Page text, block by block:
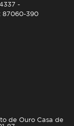
-
87060-390
de Ouro Casa de